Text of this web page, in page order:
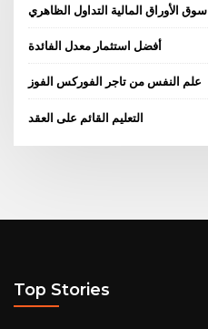
سوق الأوراق المالية التداول الظاهري
أفضل استثمار معدل الفائدة
علم النفس من تاجر الفوركس الفوز
التعليم القائم على العقد
Top Stories